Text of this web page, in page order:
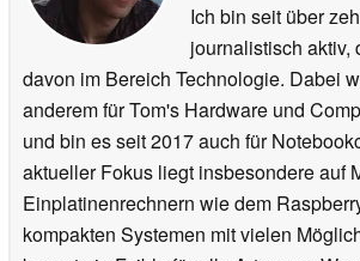
Ich bin seit über
journalistisch aktiv,
davon im Bereich Technologie. Dabei
anderem für Tom's Hardware und
und bin es seit 2017 auch für
aktueller Fokus liegt insbesondere auf
Einplatinenrechnern wie dem
kompakten Systemen mit vielen